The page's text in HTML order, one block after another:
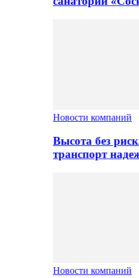
Новости компаний
Высота без
транспорт
Новости компаний